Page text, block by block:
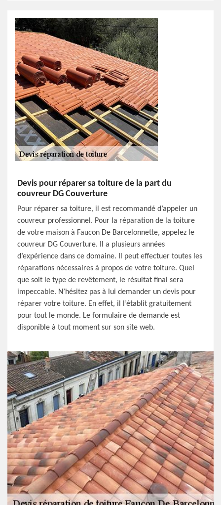
Devis pour réparer sa toiture de la part du
couvreur DG Couverture
Pour réparer sa toiture, il est recommandé d’appeler un
couvreur professionnel. Pour la réparation de la toiture
de votre maison à Faucon De Barcelonnette, appelez le
couvreur DG Couverture. Il a plusieurs années
d’expérience dans ce domaine. Il peut effectuer toutes les
réparations nécessaires à propos de votre toiture. Quel
que soit le type de revêtement, le résultat final sera
impeccable. N’hésitez pas à lui demander un devis pour
réparer votre toiture. En effet, il l’établit gratuitement
pour tout le monde. Le formulaire de demande est
disponible à tout moment sur son site web.